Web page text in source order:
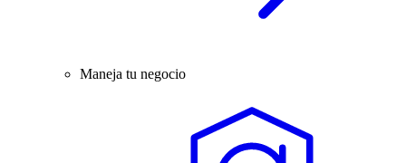
Maneja tu negocio